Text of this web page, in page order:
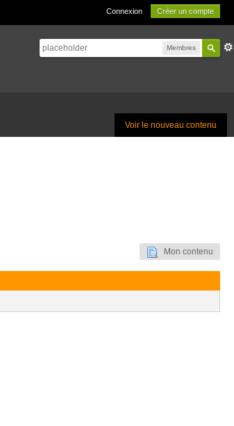
Connexion Créer un compte
Membres
Voir le nouveau contenu
Mon contenu